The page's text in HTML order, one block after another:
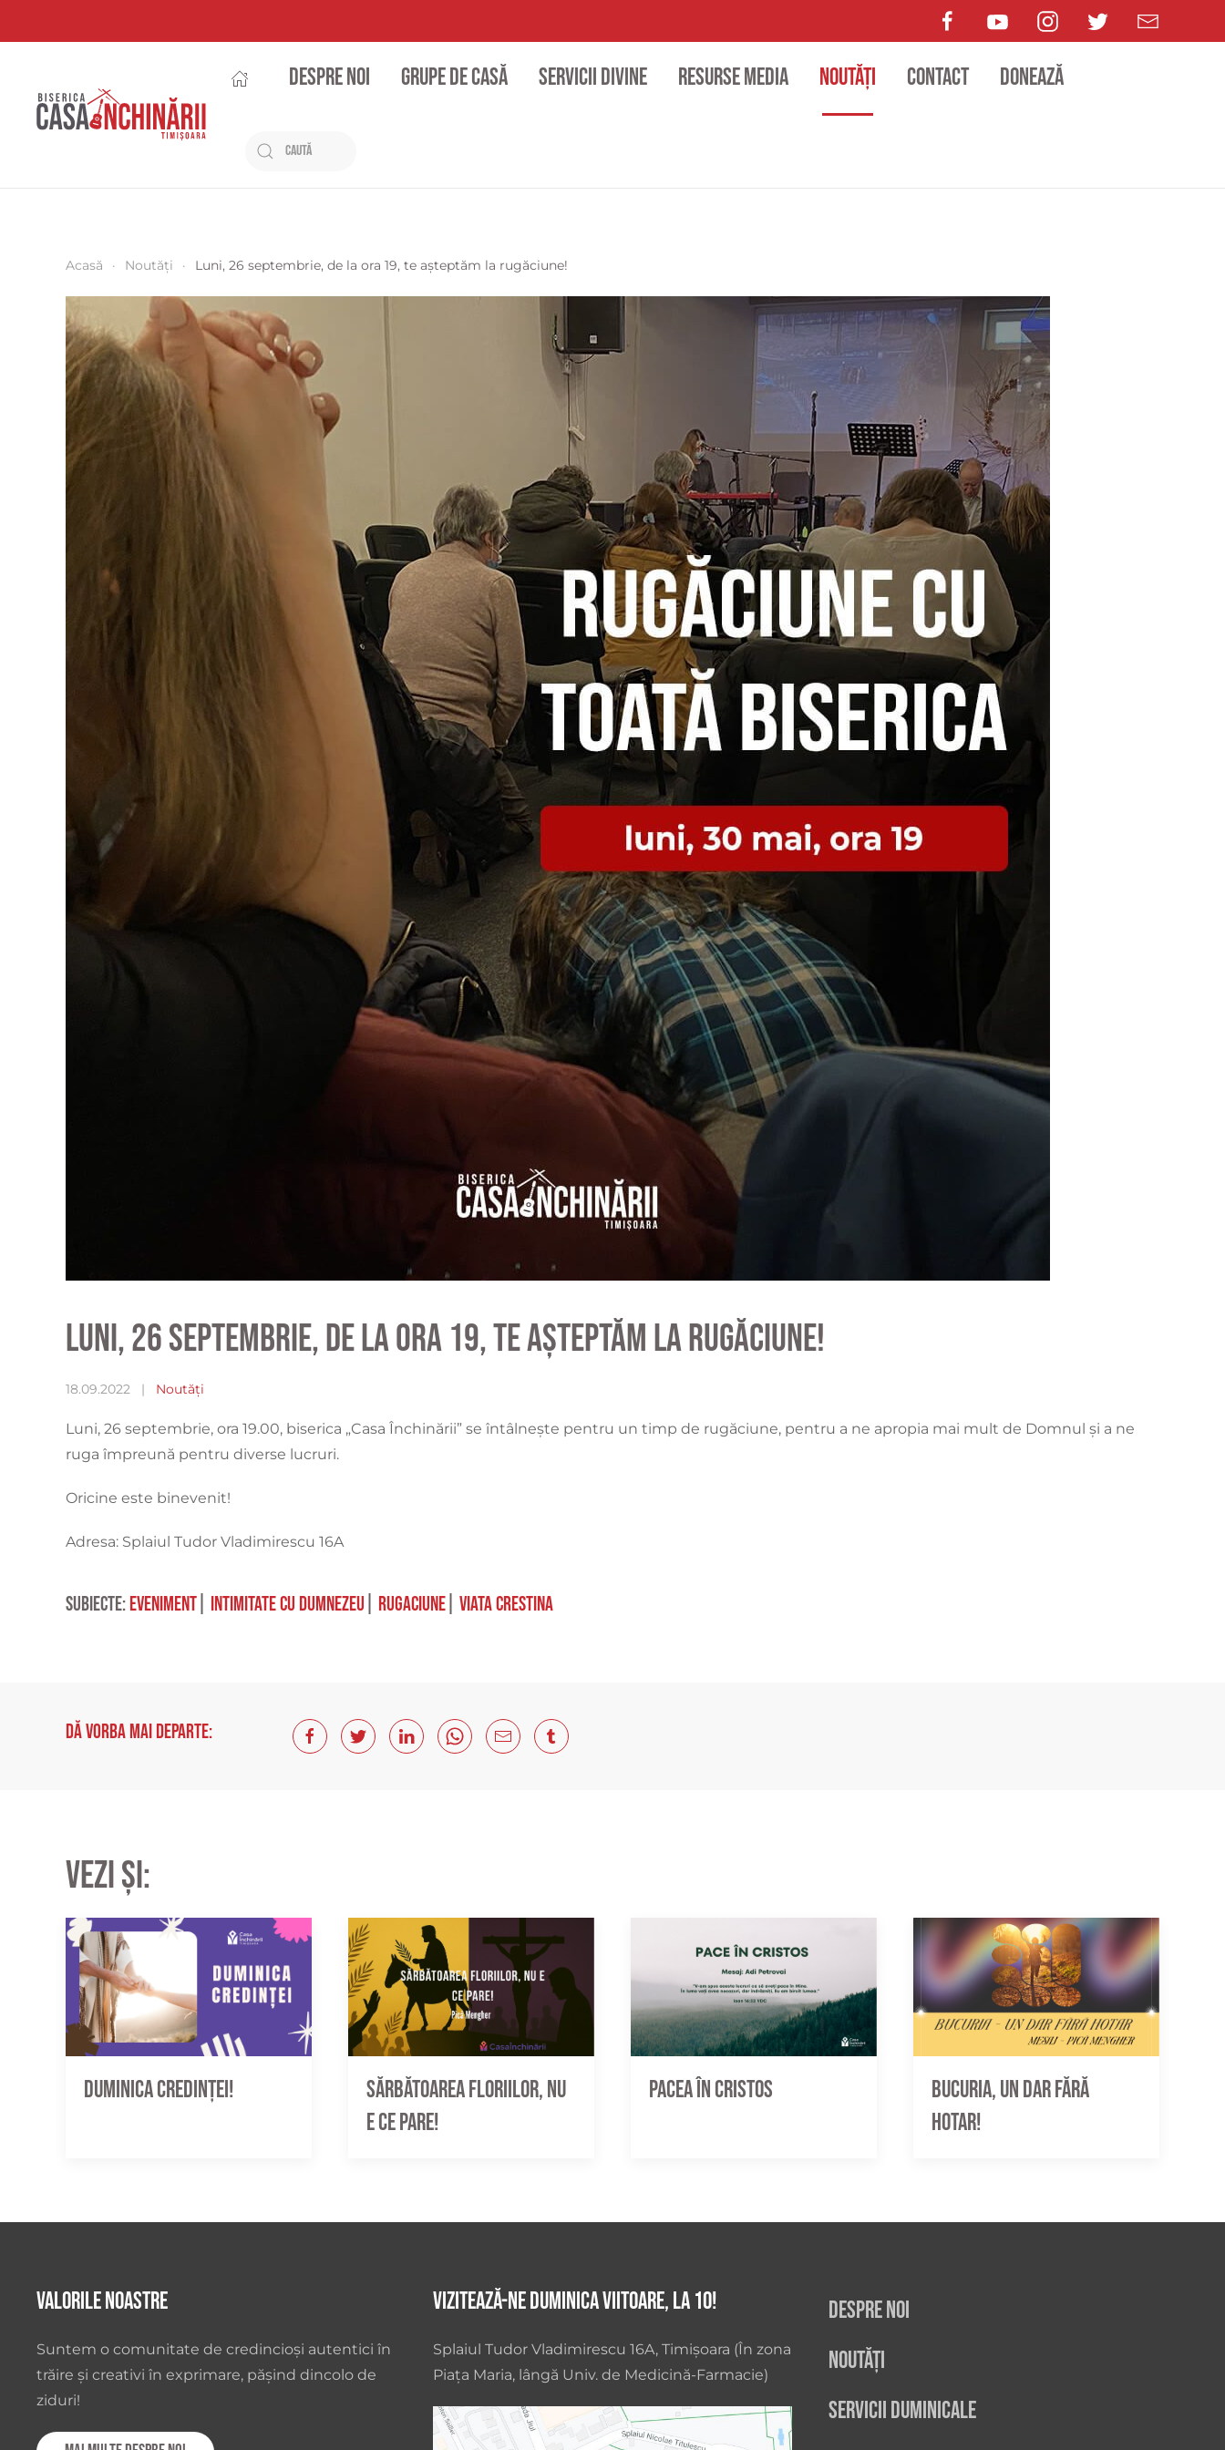
Despre noi Grupe de casă Servicii divine Resurse media Noutăți Contact Donează
Acasă Noutăți Luni, 26 septembrie, de la ora 19, te așteptăm la rugăciune!
Luni, 26 septembrie, de la ora 19, te așteptăm la rugăciune!
18.09.2022 | Noutăți
Luni, 26 septembrie, ora 19.00, biserica „Casa Închinării” se întâlnește pentru un timp de rugăciune, pentru a ne apropia mai mult de Domnul și a ne
ruga împreună pentru diverse lucruri.
Oricine este binevenit!
Adresa: Splaiul Tudor Vladimirescu 16A
Subiecte:eveniment intimitate cu Dumnezeu rugaciune viata crestina
Dă vorba mai departe:
Vezi și:
Duminica credinței!
Sărbătoarea Floriilor, nu
e ce pare!
Pacea în Cristos
Bucuria, un dar fără
hotar!
Valorile noastre
Suntem o comunitate de credincioși autentici în
trăire și creativi în exprimare, pășind dincolo de
ziduri!
Vizitează-ne duminica viitoare, la 10!
Splaiul Tudor Vladimirescu 16A, Timișoara (În zona
Piața Maria, lângă Univ. de Medicină-Farmacie)
Despre noi
Noutăți
Servicii duminicale